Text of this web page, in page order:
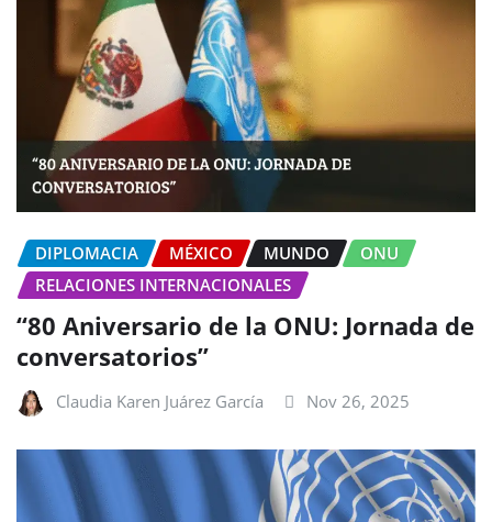
DIPLOMACIA MÉXICO MUNDO
ONU
RELACIONES INTERNACIONALES
“80 Aniversario de la ONU: Jornada de
conversatorios”
Claudia Karen Juárez García Nov 26, 2025